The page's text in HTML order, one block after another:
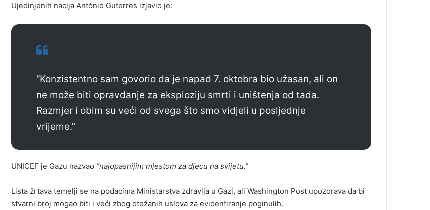
Ujedinjenih nacija António Guterres izjavio je:
“Konzistentno sam govorio da je napad 7. oktobra bio užasan, ali on
ne može biti opravdanje za eksploziju smrti i uništenja od tada.
Razmjer i obim su veći od svega što smo vidjeli u posljednje
vrijeme.”
UNICEF je Gazu nazvao “najopasnijim mjestom za djecu na svijetu.”
Lista žrtava temelji se na podacima Ministarstva zdravlja u Gazi, ali Washington Post upozorava da bi
stvarni broj mogao biti i veći zbog otežanih uslova za evidentiranje poginulih.